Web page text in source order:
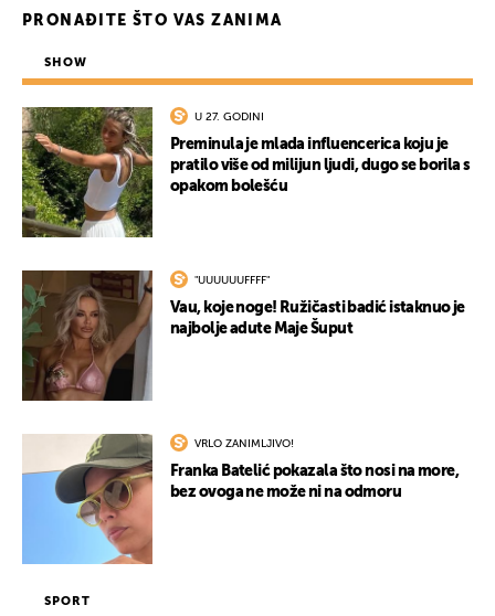
PRONAĐITE ŠTO VAS ZANIMA
SHOW
U 27. GODINI
Preminula je mlada influencerica koju je
pratilo više od milijun ljudi, dugo se borila s
opakom bolešću
"UUUUUUFFFF"
Vau, koje noge! Ružičasti badić istaknuo je
najbolje adute Maje Šuput
VRLO ZANIMLJIVO!
Franka Batelić pokazala što nosi na more,
bez ovoga ne može ni na odmoru
SPORT